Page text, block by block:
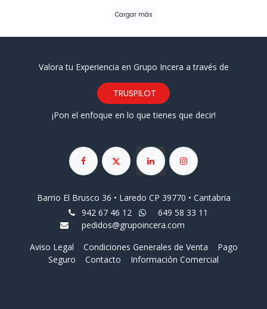
Cargar más
Valora tu Experiencia en Grupo Incera a través de
TRUSPILOT
¡Pon el enfoque en lo que tienes que decir!
Barrio El Brusco 36 • Laredo CP 39770 • Cantabria
942 67 46 12
649 58 33 11
pedidos@grupoincera.com
Aviso Legal
Condiciones Generales de Venta
Pago
Seguro
Contacto Información Comercial